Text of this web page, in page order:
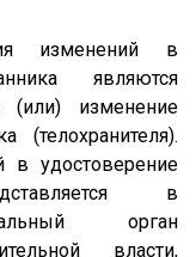
изменений в
являются
(или) изменение
(телохранителя).
в удостоверение
в
орган
власти,